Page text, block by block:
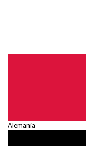
Alemania